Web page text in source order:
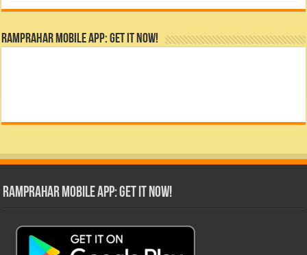
RamPrahar Mobile App: Get it Now!
RamPrahar Mobile App: Get it Now!